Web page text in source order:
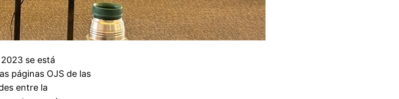
se está
páginas OJS de las
entre la